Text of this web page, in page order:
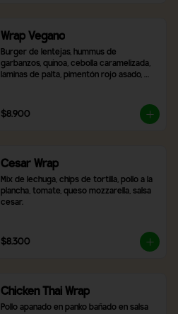
Wrap Vegano
Burger de lentejas, hummus de
garbanzos, quínoa, cebolla caramelizada,
laminas de palta, pimentón rojo asado,
$8.900
Cesar Wrap
Mix de lechuga, chips de tortilla, pollo a la
plancha, tomate, queso mozzarella, salsa
cesar.
$8.300
Chicken Thai Wrap
Pollo apanado en panko bañado en salsa